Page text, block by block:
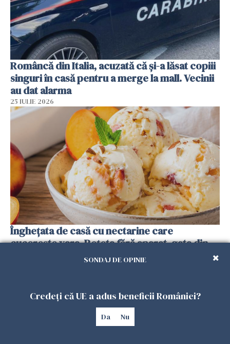
Româncă din Italia, acuzată că și-a lăsat copiii
singuri în casă pentru a merge la mall. Vecinii
au dat alarma
25 IULIE 2026
Înghețata de casă cu nectarine care
cucerește vara. Rețeta fără aparat, gata din
câteva ingredienteSONDAJ DE OPINIE
Credeți că UE a adus beneficii României?
Da Nu